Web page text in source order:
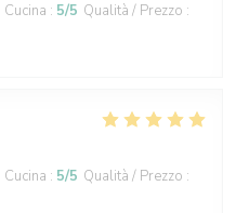
Cucina : 5/5 Qualità / Prezzo :
Cucina : 5/5 Qualità / Prezzo :